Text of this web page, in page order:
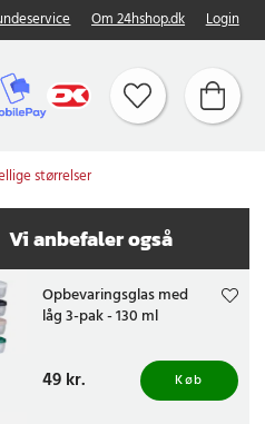
Om 24hshop.dk Login
størrelser
Vi anbefaler også
Opbevaringsglas med
låg 3-pak - 130 ml
Pris:49 kr.
49 kr. Køb